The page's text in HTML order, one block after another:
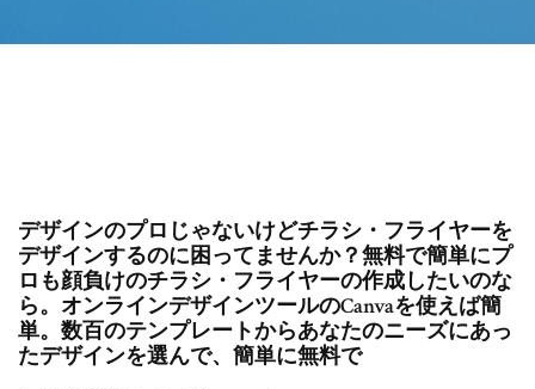
デザインのプロじゃないけどチラシ・フライヤーを
デザインするのに困ってませんか？無料で簡単にプ
ロも顔負けのチラシ・フライヤーの作成したいのな
ら。オンラインデザインツールのCanvaを使えば簡
単。数百のテンプレートからあなたのニーズにあっ
たデザインを選んで、簡単に無料で